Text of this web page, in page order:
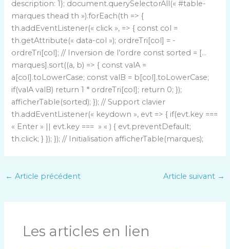
description: 1}; document.querySelectorAll(« #table-
marques thead th »).forEach(th => {
th.addEventListener(« click », => { const col =
th.getAttribute(« data-col »); ordreTri[col] = -
ordreTri[col]; // Inversion de l’ordre const sorted = […
marques].sort((a, b) => { const valA =
a[col].toLowerCase; const valB = b[col].toLowerCase;
if(valA valB) return 1 * ordreTri[col]; return 0; });
afficherTable(sorted); }); // Support clavier
th.addEventListener(« keydown », evt => { if(evt.key ===
« Enter » || evt.key === » « ) { evt.preventDefault;
th.click; } }); }); // Initialisation afficherTable(marques);
← Article précédent Article suivant →
Les articles en lien